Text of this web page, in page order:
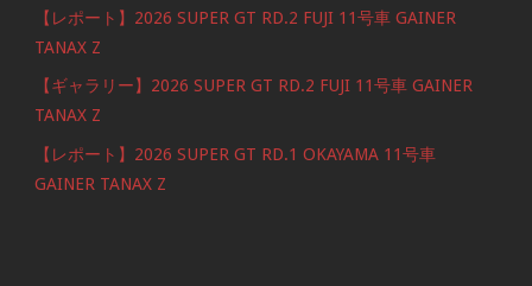
【レポート】2026 SUPER GT RD.2 FUJI 11号車 GAINER
TANAX Z
【ギャラリー】2026 SUPER GT RD.2 FUJI 11号車 GAINER
TANAX Z
【レポート】2026 SUPER GT RD.1 OKAYAMA 11号車
GAINER TANAX Z